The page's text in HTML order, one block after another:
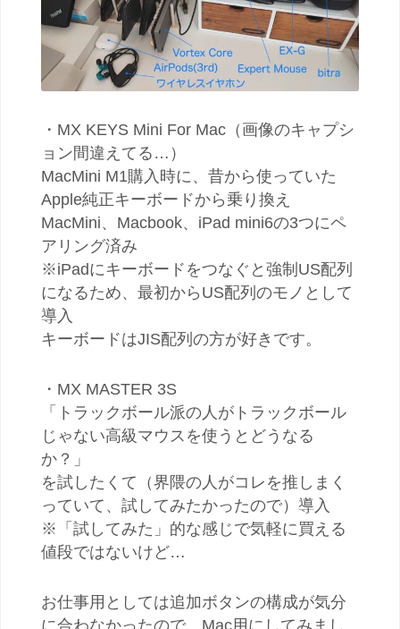
・MX KEYS Mini For Mac（画像のキャプシ
ョン間違えてる…）
MacMini M1購入時に、昔から使っていた
Apple純正キーボードから乗り換え
MacMini、Macbook、iPad mini6の3つにペ
アリング済み
※iPadにキーボードをつなぐと強制US配列
になるため、最初からUS配列のモノとして
導入
キーボードはJIS配列の方が好きです。
・MX MASTER 3S
「トラックボール派の人がトラックボール
じゃない高級マウスを使うとどうなる
か？」
を試したくて（界隈の人がコレを推しまく
っていて、試してみたかったので）導入
※「試してみた」的な感じで気軽に買える
値段ではないけど…
お仕事用としては追加ボタンの構成が気分
に合わなかったので、Mac用にしてみまし